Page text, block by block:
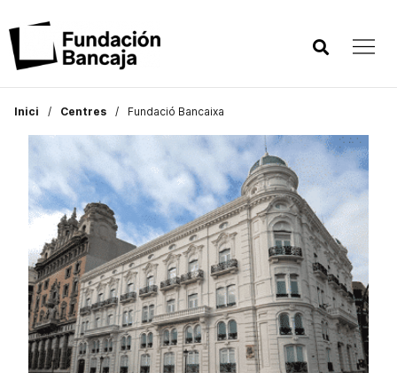
Inici Centres Fundació Bancaixa